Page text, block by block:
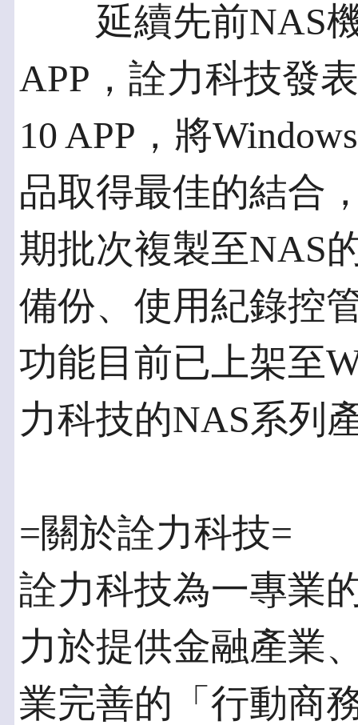
延續先前NAS機
APP，詮力科技發
10 APP，將
品取得最佳的結合
期批次複製至NAS
備份、使用紀錄控
功能目前已上架至
力科技的NAS系列
=關於詮力科技=
詮力科技為一專業
力於提供金融產業
業完善的「行動商